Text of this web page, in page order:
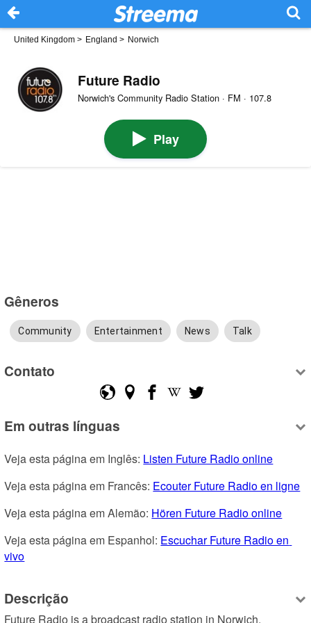
United Kingdom > England > Norwich
Future Radio
Norwich's Community Radio Station · FM · 107.8
Play
Gêneros
Community Entertainment News Talk
Contato
Em outras línguas
Veja esta página em Inglês: Listen Future Radio online
Veja esta página em Francês: Ecouter Future Radio en ligne
Veja esta página em Alemão: Hören Future Radio online
Veja esta página em Espanhol: Escuchar Future Radio en
vivo
Descrição
Future Radio is a broadcast radio station in Norwich,